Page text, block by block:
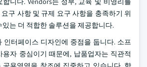
구 사항 및 규제 요구 사항을 충족하기 위
는 더 적합한 솔루션을 제공합니다.
인터페이스 디자인에 중점을 둡니다. 소프
자 중심이기 때문에, 납품업자는 직관적